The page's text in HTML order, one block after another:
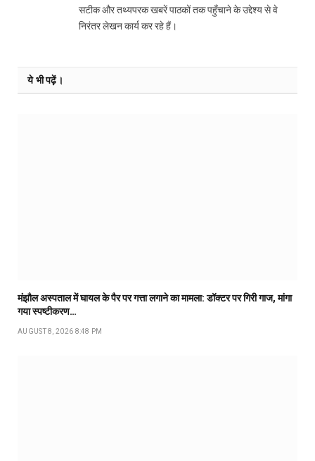
सटीक और तथ्यपरक खबरें पाठकों तक पहुँचाने के उद्देश्य से वे
निरंतर लेखन कार्य कर रहे हैं।
ये भी पढ़ें।
मंझौल अस्पताल में घायल के पैर पर गत्ता लगाने का मामला: डॉक्टर पर गिरी गाज, मांगा
गया स्पष्टीकरण…
AUGUST 8, 2026 8:48 PM